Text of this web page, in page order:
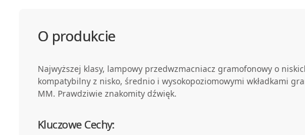
O produkcie
Najwyższej klasy, lampowy przedwzmacniacz gramofonowy o
kompatybilny z nisko, średnio i wysokopoziomowymi wkładkami
MM. Prawdziwie znakomity dźwięk.
Kluczowe Cechy: